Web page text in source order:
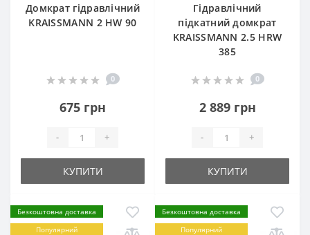
Домкрат гідравлічний
KRAISSMANN 2 HW 90
0
675 грн
- +
КУПИТИ
Гідравлічний
підкатний домкрат
KRAISSMANN 2.5 HRW
385
0
2 889 грн
- +
КУПИТИ
Безкоштовна доставка
Популярний
Безкоштовна доставка
Популярний